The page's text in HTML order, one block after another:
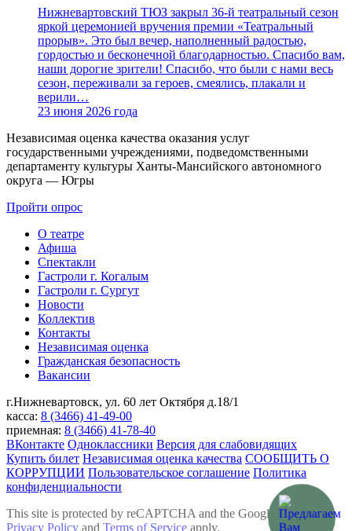
Нижневартовский ТЮЗ закрыл 36-й театральный сезон
яркой церемонией вручения премии «Театральный
прорыв». Это был вечер, наполненный радостью,
гордостью и бесконечной благодарностью. Спасибо вам,
наши дорогие зрители! Спасибо, что были с нами весь
сезон, переживали за героев, смеялись, плакали и
верили…
23 июня 2026 года
Независимая оценка качества оказания услуг
государственными учреждениями, подведомственными
департаменту культуры Ханты-Мансийского автономного
округа — Югры
Пройти опрос
О театре
Афиша
Спектакли
Гастроли г. Когалым
Гастроли г. Сургут
Новости
Коллектив
Контакты
Независимая оценка
Гражданская безопасность
Вакансии
г.Нижневартовск, ул. 60 лет Октября д.18/1
касса: 8 (3466) 41-49-00
приемная: 8 (3466) 41-78-40
ВКонтакте Одноклассники Версия для слабовидящих
Купить билет Независимая оценка качества СООБЩИТЬ О
КОРРУПЦИИ Пользовательское соглашение Политика
конфиденциальности
This site is protected by reCAPTCHA and the Google
Privacy Policy and Terms of Service apply.